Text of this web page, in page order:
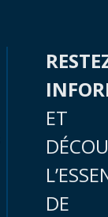
ET
DE